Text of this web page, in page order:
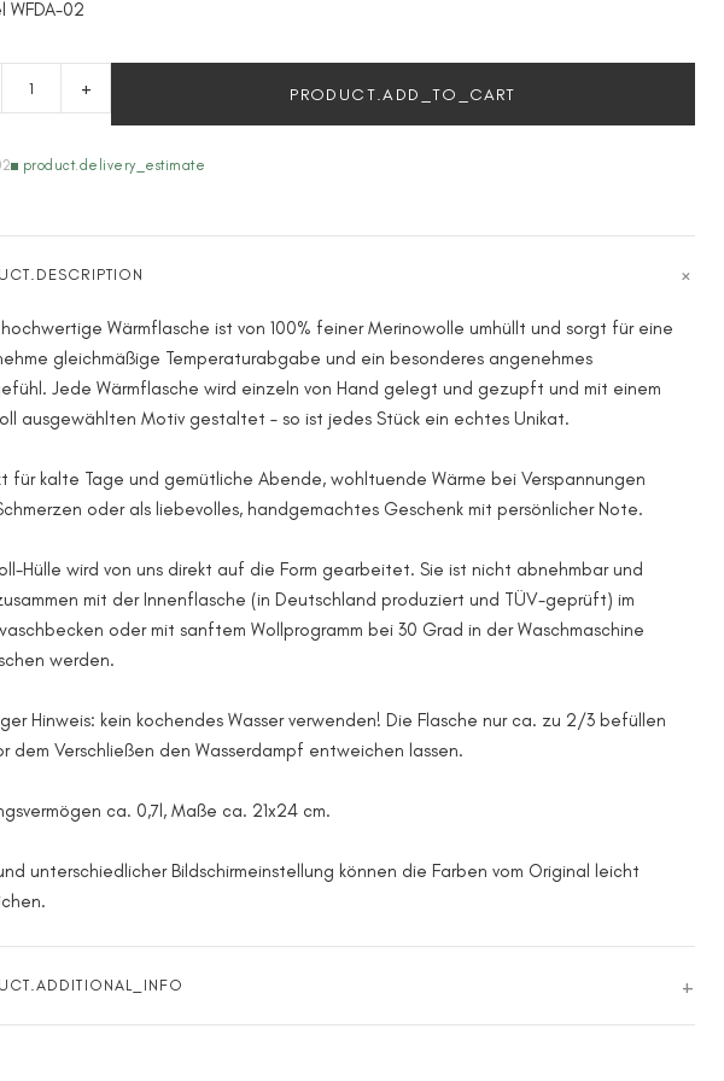
WFDA-02
+ PRODUCT.ADD_TO_CART
product.delivery_estimate
Wärmflasche ist von 100% feiner Merinowolle umhüllt und sorgt für eine
gleichmäßige Temperaturabgabe und ein besonderes angenehmes
Jede Wärmflasche wird einzeln von Hand gelegt und gezupft und mit einem
ausgewählten Motiv gestaltet – so ist jedes Stück ein echtes Unikat.
für kalte Tage und gemütliche Abende, wohltuende Wärme bei Verspannungen
oder als liebevolles, handgemachtes Geschenk mit persönlicher Note.
Hülle wird von uns direkt auf die Form gearbeitet. Sie ist nicht abnehmbar und
mit der Innenflasche (in Deutschland produziert und TÜV-geprüft) im
oder mit sanftem Wollprogramm bei 30 Grad in der Waschmaschine
werden.
Hinweis: kein kochendes Wasser verwenden! Die Flasche nur ca. zu 2/3 befüllen
dem Verschließen den Wasserdampf entweichen lassen.
ca. 0,7l, Maße ca. 21x24 cm.
unterschiedlicher Bildschirmeinstellung können die Farben vom Original leicht